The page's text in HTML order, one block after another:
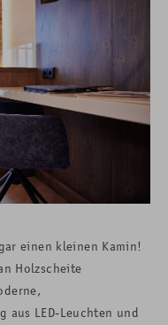
einen kleinen Kamin!
Holzscheite
aus LED-Leuchten und